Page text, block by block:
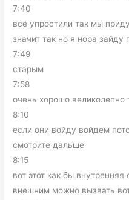
7:40
всё упростили так мы
значит так но я нора зайду
7:49
старым
7:58
очень хорошо великолепно
8:10
если они войду войдем
смотрите дальше
8:15
вот этот как бы
внешним можно вызвать